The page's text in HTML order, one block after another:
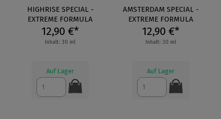
HIGHRISE SPECIAL -
EXTREME FORMULA
12,90 €*
Inhalt: 30 ml
Auf Lager
AMSTERDAM SPECIAL -
EXTREME FORMULA
12,90 €*
Inhalt: 30 ml
Auf Lager